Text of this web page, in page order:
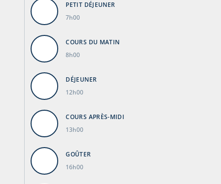
PETIT DÉJEUNER
7h00
COURS DU MATIN
8h00
DÉJEUNER
12h00
COURS APRÈS-MIDI
13h00
GOÛTER
16h00